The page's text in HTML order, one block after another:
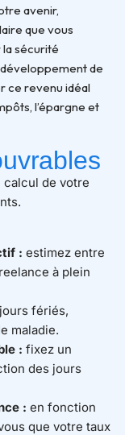
avenir,
que vous
sécurité
de
ce revenu idéal
l’épargne et
de votre
: estimez entre
à plein
jours fériés,
maladie.
: fixez un
des jours
: en fonction
que votre taux